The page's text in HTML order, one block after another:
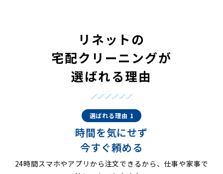
リネットの
宅配クリーニングが
選ばれる理由
選ばれる理由 1
時間を気にせず
今すぐ頼める
24時間スマホやアプリから注文できるから、仕事や家事で